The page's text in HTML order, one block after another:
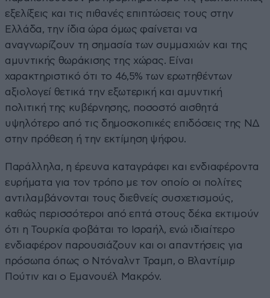
εξελίξεις και τις πιθανές επιπτώσεις τους στην
Ελλάδα, την ίδια ώρα όμως φαίνεται να
αναγνωρίζουν τη σημασία των συμμαχιών και της
αμυντικής θωράκισης της χώρας. Είναι
χαρακτηριστικό ότι το 46,5% των ερωτηθέντων
αξιολογεί θετικά την εξωτερική και αμυντική
πολιτική της κυβέρνησης, ποσοστό αισθητά
υψηλότερο από τις δημοσκοπικές επιδόσεις της ΝΔ
στην πρόθεση ή την εκτίμηση ψήφου.
Παράλληλα, η έρευνα καταγράφει και ενδιαφέροντα
ευρήματα για τον τρόπο με τον οποίο οι πολίτες
αντιλαμβάνονται τους διεθνείς συσχετισμούς,
καθώς περισσότεροι από επτά στους δέκα εκτιμούν
ότι η Τουρκία φοβάται το Ισραήλ, ενώ ιδιαίτερο
ενδιαφέρον παρουσιάζουν και οι απαντήσεις για
πρόσωπα όπως ο Ντόναλντ Τραμπ, ο Βλαντίμιρ
Πούτιν και ο Εμανουέλ Μακρόν.